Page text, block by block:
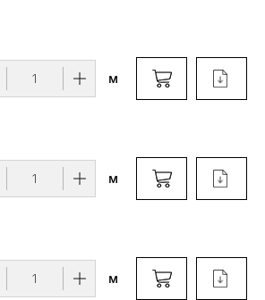
м
м
м